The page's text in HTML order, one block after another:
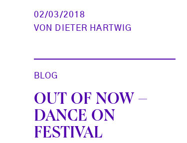
02/03/2018
VON
DIETER HARTWIG
BLOG
OUT OF NOW –
DANCE ON
FESTIVAL